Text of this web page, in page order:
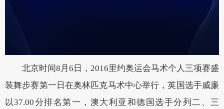
北京时间8月6日，2016里约奥运会马术个人三项赛盛
装舞步赛第一日在奥林匹克马术中心举行，英国选手威廉
以37.00分排名第一，澳大利亚和德国选手分列二、三